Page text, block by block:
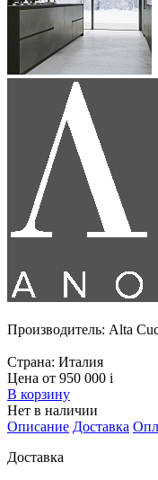
Производитель: Alta
Страна: Италия
Цена от 950 000 i
В корзину
Нет в наличии
Описание Доставка
Доставка